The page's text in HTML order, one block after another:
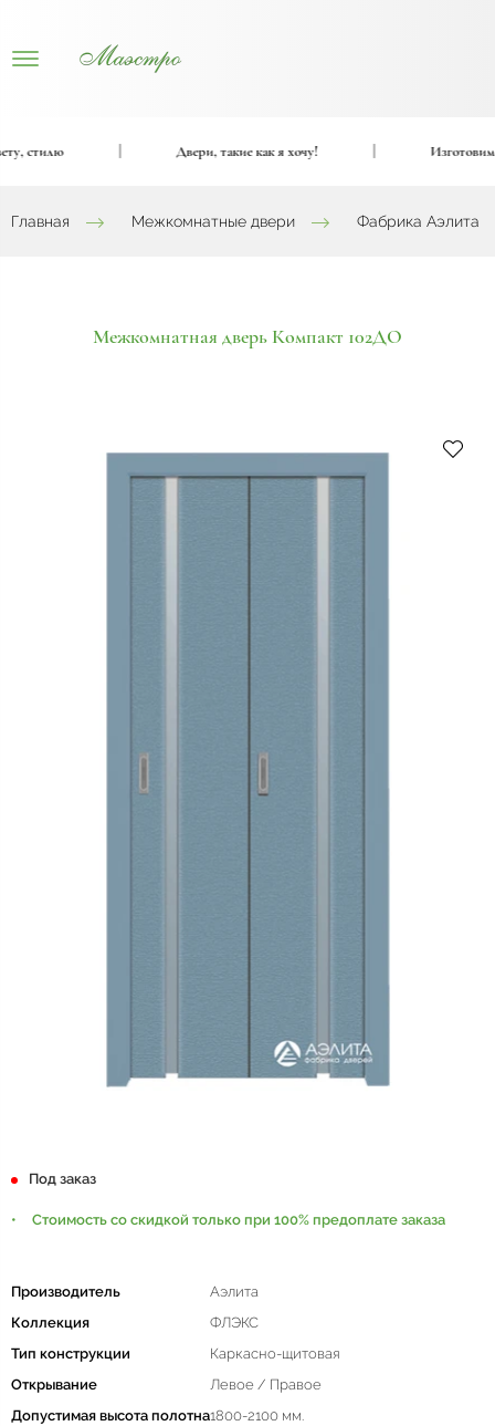
Двери, такие как я хочу! Изготовим
Главная Межкомнатные двери Фабрика Аэлита
Межкомнатная дверь Компакт 102ДО
Под заказ
Стоимость со скидкой только при 100% предоплате заказа
Производитель
Аэлита
Коллекция
ФЛЭКС
Тип конструкции
Каркасно-щитовая
Открывание
Левое / Правое
Допустимая высота полотна1800-2100 мм.